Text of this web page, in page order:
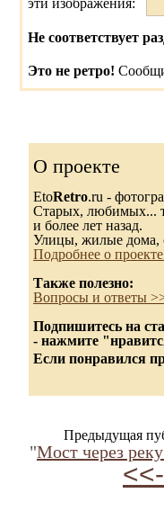
эти изображения:
Не соответствует
Это не ретро!
О проекте
EtoRetro.ru -
Старых, любимых...
и более лет назад.
Улицы, жилые дома,
Подробнее о
Также полезно:
Вопросы и ответы
Подпишитесь на
- нажмите
Если понравился
Предыдущая
"Мост через
<<-